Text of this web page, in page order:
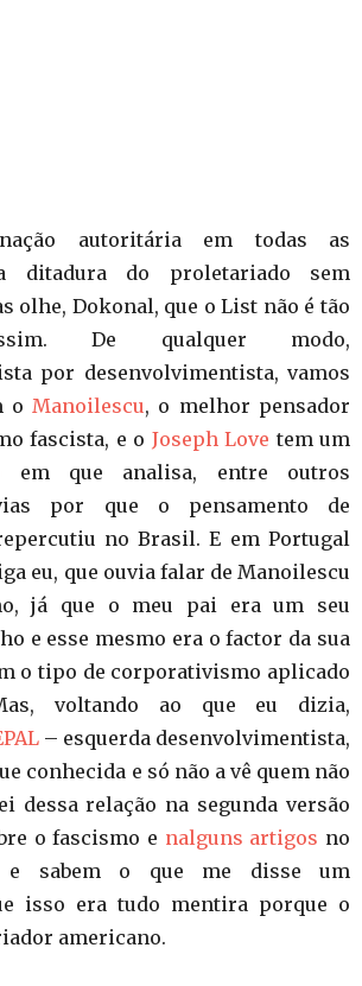
autoritária em todas as
ditadura do proletariado sem
olhe, Dokonal, que o List não é tão
De qualquer modo,
por desenvolvimentista, vamos
oManoilescu, o melhor pensador
fascista, e o Joseph Love tem um
em que analisa, entre outros
por que o pensamento de
no Brasil. E em Portugal
eu, que ouvia falar de Manoilescu
já que o meu pai era um seu
e esse mesmo era o factor da sua
o tipo de corporativismo aplicado
voltando ao que eu dizia,
– esquerda desenvolvimentista,
conhecida e só não a vê quem não
dessa relação na segunda versão
o fascismo e nalguns artigos no
sabem o que me disse um
isso era tudo mentira porque o
americano.